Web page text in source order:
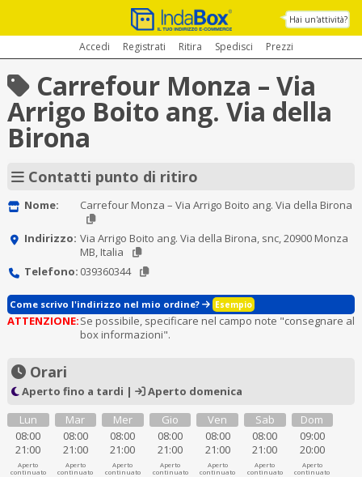
Hai un'attività?
Accedi Registrati Ritira Spedisci Prezzi
Carrefour Monza – Via
Arrigo Boito ang. Via della
Birona
Contatti punto di ritiro
Nome: Carrefour Monza – Via Arrigo Boito ang. Via della Birona
Indirizzo: Via Arrigo Boito ang. Via della Birona, snc, 20900 Monza
MB, Italia
Telefono: 039360344
Come scrivo l'indirizzo nel mio ordine? Esempio
ATTENZIONE:Se possibile, specificare nel campo note "consegnare al
box informazioni".
Orari
Aperto fino a tardi |
Aperto domenica
Lun
08:00
21:00
Aperto
continuato
Mar
08:00
21:00
Aperto
continuato
Mer
08:00
21:00
Aperto
continuato
Gio
08:00
21:00
Aperto
continuato
Ven
08:00
21:00
Aperto
continuato
Sab
08:00
21:00
Aperto
continuato
Dom
09:00
20:00
Aperto
continuato